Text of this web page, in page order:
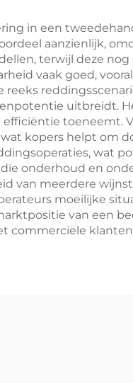
in een
aanzienlijk,
terwijl deze
vaak goed,
reeks
uitbreidt.
efficiëntie toeneemt.
kopers helpt om
wat
onderhoud en
van meerdere
moeilijke
van een
commerciële